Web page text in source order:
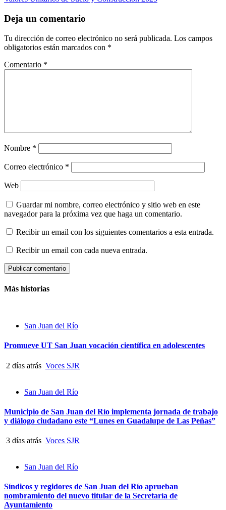
Deja un comentario
Tu dirección de correo electrónico no será publicada. Los campos
obligatorios están marcados con *
Comentario *
Nombre *
Correo electrónico *
Web
Guardar mi nombre, correo electrónico y sitio web en este
navegador para la próxima vez que haga un comentario.
Recibir un email con los siguientes comentarios a esta entrada.
Recibir un email con cada nueva entrada.
Más historias
San Juan del Río
Promueve UT San Juan vocación científica en adolescentes
2 días atrás Voces SJR
San Juan del Río
Municipio de San Juan del Río implementa jornada de trabajo
y diálogo ciudadano este “Lunes en Guadalupe de Las Peñas”
3 días atrás Voces SJR
San Juan del Río
Síndicos y regidores de San Juan del Río aprueban
nombramiento del nuevo titular de la Secretaría de
Ayuntamiento